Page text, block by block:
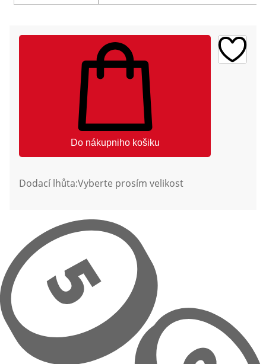
Do nákupniho košiku
Dodací lhůta:Vyberte prosím velikost